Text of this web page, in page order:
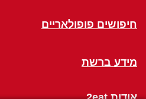
חיפושים פופולאריים
מידע ברשת